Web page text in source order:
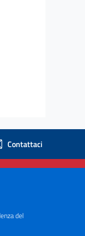
Contattaci
del